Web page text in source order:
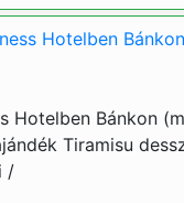
Hotelben
Hotelben Bánkon
Tiramisu
/